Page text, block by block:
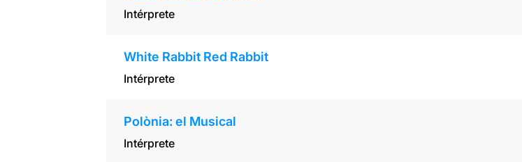
Intérprete
White Rabbit Red Rabbit
Intérprete
Polònia: el Musical
Intérprete